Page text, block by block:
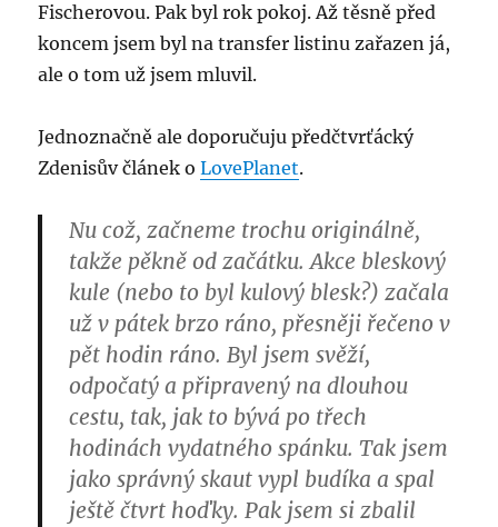
Fischerovou. Pak byl rok pokoj. Až těsně před
koncem jsem byl na transfer listinu zařazen já,
ale o tom už jsem mluvil.
Jednoznačně ale doporučuju předčtvrťácký
Zdenisův článek oLovePlanet.
Nu což, začneme trochu originálně,
takže pěkně od začátku. Akce bleskový
kule (nebo to byl kulový blesk?) začala
už v pátek brzo ráno, přesněji řečeno v
pět hodin ráno. Byl jsem svěží,
odpočatý a připravený na dlouhou
cestu, tak, jak to bývá po třech
hodinách vydatného spánku. Tak jsem
jako správný skaut vypl budíka a spal
ještě čtvrt hoďky. Pak jsem si zbalil